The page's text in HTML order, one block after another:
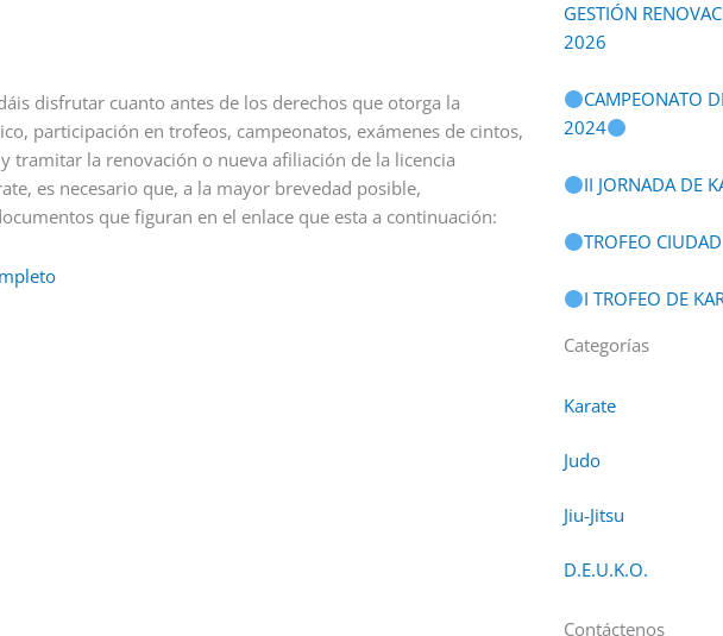
disfrutar cuanto antes de los derechos que otorga la
participación en trofeos, campeonatos, exámenes de cintos,
tramitar la renovación o nueva afiliación de la licencia
es necesario que, a la mayor brevedad posible,
que figuran en el enlace que esta a continuación:
GESTIÓN
2026
CAMPEONATO
2024
II JORNADA DE
TROFEO
I TROFEO DE
Categorías
Karate
Judo
Jiu-Jitsu
D.E.U.K.O.
Contáctenos